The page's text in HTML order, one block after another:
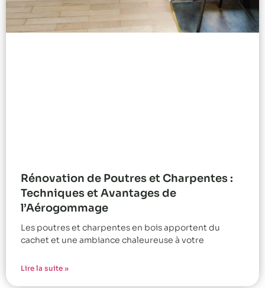
Rénovation de Poutres et Charpentes :
Techniques et Avantages de
l’Aérogommage
Les poutres et charpentes en bois apportent du
cachet et une ambiance chaleureuse à votre
Lire la suite »